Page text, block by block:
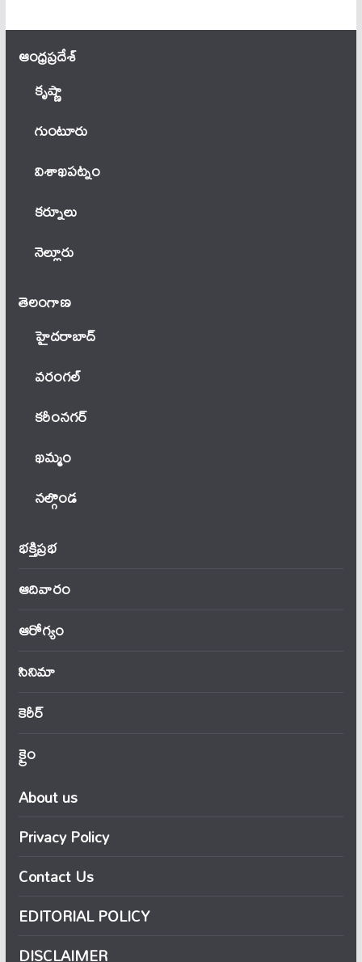
ఆంధ్ర‌ప్ర‌దేశ్
కృష్ణా
గుంటూరు
విశాఖపట్నం
కర్నూలు
నెల్లూరు
తెలంగాణ‌
హైదరాబాద్
వ‌రంగ‌ల్
కరీంనగర్
ఖ‌మ్మం
నల్గొండ
భక్తిప్రభ
ఆదివారం
ఆరోగ్యం
సినిమా
కెరీర్
క్రైం
About us
Privacy Policy
Contact Us
EDITORIAL POLICY
DISCLAIMER